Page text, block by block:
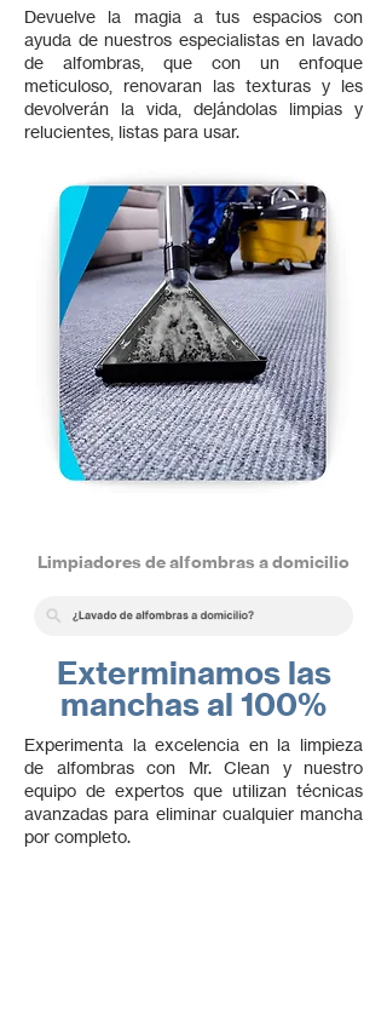
Devuelve la magia a tus espacios con
ayuda de nuestros especialistas en lavado
de alfombras, que con un enfoque
meticuloso, renovaran las texturas y les
devolverán la vida, dejándolas limpias y
relucientes, listas para usar.
Limpiadores de alfombras a domicilio
Exterminamos las
manchas al 100%
Experimenta la excelencia en la limpieza
de alfombras con Mr. Clean y nuestro
equipo de expertos que utilizan técnicas
avanzadas para eliminar cualquier mancha
por completo.